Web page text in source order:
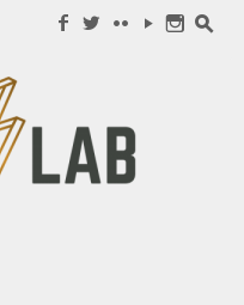
f w c y n s